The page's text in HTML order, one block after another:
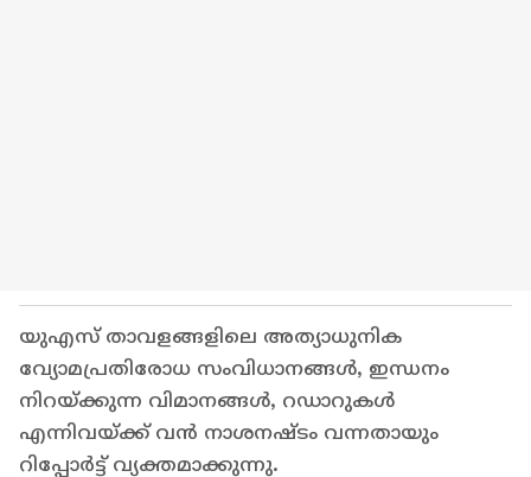
യുഎസ് താവളങ്ങളിലെ അത്യാധുനിക
വ്യോമപ്രതിരോധ സംവിധാനങ്ങള്‍, ഇന്ധനം
നിറയ്ക്കുന്ന വിമാനങ്ങള്‍, റഡാറുകള്‍
എന്നിവയ്ക്ക് വന്‍ നാശനഷ്ടം വന്നതായും
റിപ്പോര്‍ട്ട് വ്യക്തമാക്കുന്നു.